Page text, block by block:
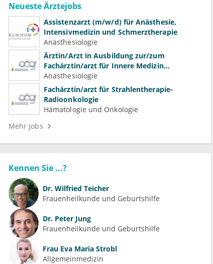
Neueste Ärztejobs
Assistenzarzt (m/w/d) für Anästhesie,
Intensivmedizin und Schmerztherapie
Anästhesiologie
Ärztin/Arzt in Ausbildung zur/zum
Fachärztin/arzt für Innere Medizin
(Kardiologie, Nephrologie, Intensivmedizin)
Anästhesiologie
Fachärztin/arzt für Strahlentherapie-
Radioonkologie
Hämatologie und Onkologie
Mehr Jobs
Kennen Sie ...?
Dr. Wilfried Teicher
Frauenheilkunde und Geburtshilfe
Dr. Peter Jung
Frauenheilkunde und Geburtshilfe
Frau Eva Maria Strobl
Allgemeinmedizin